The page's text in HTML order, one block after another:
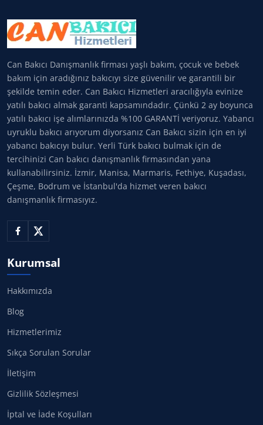
Can Bakıcı Danışmanlık firması yaşlı bakım, çocuk ve bebek
bakım için aradığınız bakıcıyı size güvenilir ve garantili bir
şekilde temin eder. Can Bakıcı Hizmetleri aracılığıyla evinize
yatılı bakıcı almak garanti kapsamındadır. Çünkü 2 ay boyunca
yatılı bakıcı işe alımlarınızda %100 GARANTİ veriyoruz. Yabancı
uyruklu bakıcı arıyorum diyorsanız Can Bakıcı sizin için en iyi
yabancı bakıcıyı bulur. Yerli Türk bakıcı bulmak için de
tercihinizi Can bakıcı danışmanlık firmasından yana
kullanabilirsiniz. İzmir, Manisa, Marmaris, Fethiye, Kuşadası,
Çeşme, Bodrum ve İstanbul'da hizmet veren bakıcı
danışmanlık firmasıyız.
Kurumsal
Hakkımızda
Blog
Hizmetlerimiz
Sıkça Sorulan Sorular
İletişim
Gizlilik Sözleşmesi
İptal ve İade Koşulları